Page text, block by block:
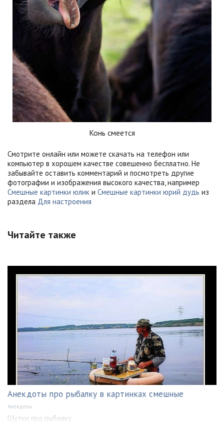
Конь смеется
Смотрите онлайн или можете скачать на телефон или
компьютер в хорошем качестве совешенно бесплатно. Не
забывайте оставить комментарий и посмотреть другие
фотографии и изображения высокого качества, например
Смешные картинки юлик и Смешные картинки юрий дудь из
раздела Для настроения
Читайте также
Анекдоты про рыбалку в картинках смешные
Анекдоты
Шутки про рыбалку